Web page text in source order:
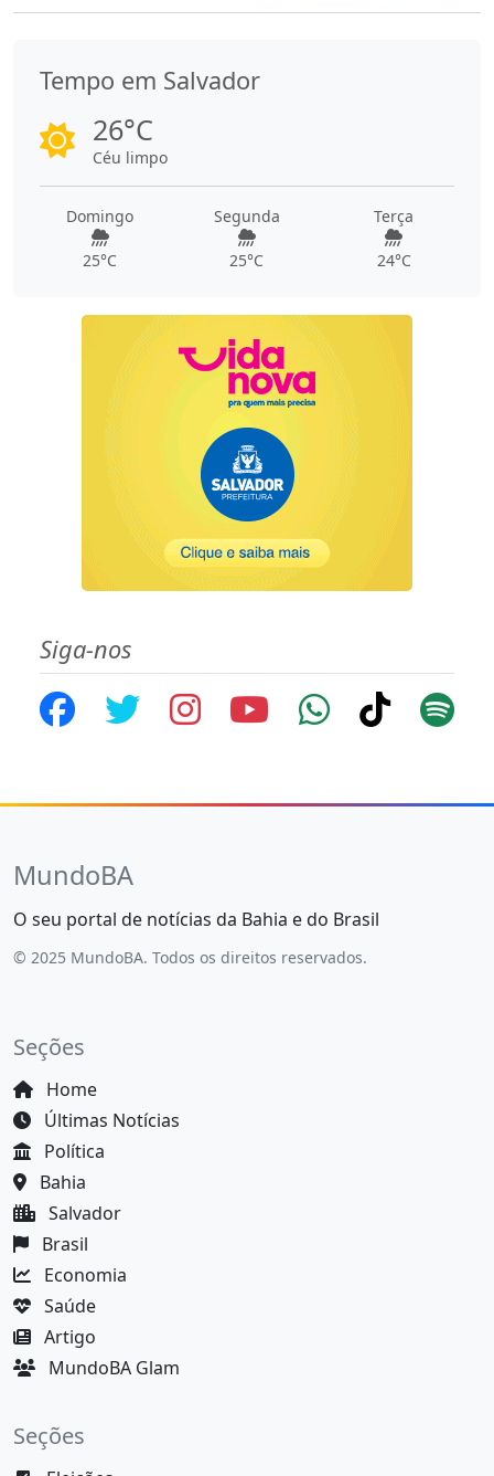
Tempo em Salvador
26°C
Céu limpo
Domingo
25°C
Segunda
25°C
Terça
24°C
Siga-nos
MundoBA
O seu portal de notícias da Bahia e do Brasil
© 2025 MundoBA. Todos os direitos reservados.
Seções
Home
Últimas Notícias
Política
Bahia
Salvador
Brasil
Economia
Saúde
Artigo
MundoBA Glam
Seções